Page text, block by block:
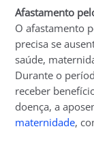
Afastamento
O afastamento
precisa se
saúde,
Durante o
receber
doença, a
maternidade,